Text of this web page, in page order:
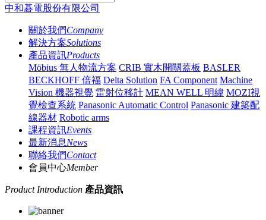
中和碁電股份有限公司
關於我們Company
解決方案Solutions
產品資訊Products
Möbius 無人物流方案 CRIB 實木開關蓋板 BASLER
BECKHOFF 倍福 Delta Solution FA Component Machine
Vision 機器視覺 雷射位移計 MEAN WELL 明緯 MOZI視
覺檢查系統 Panasonic Automatic Control Panasonic 建築配
線器材 Robotic arms
課程資訊Events
最新消息News
聯絡我們Contact
會員中心Member
Product Introduction 產品資訊